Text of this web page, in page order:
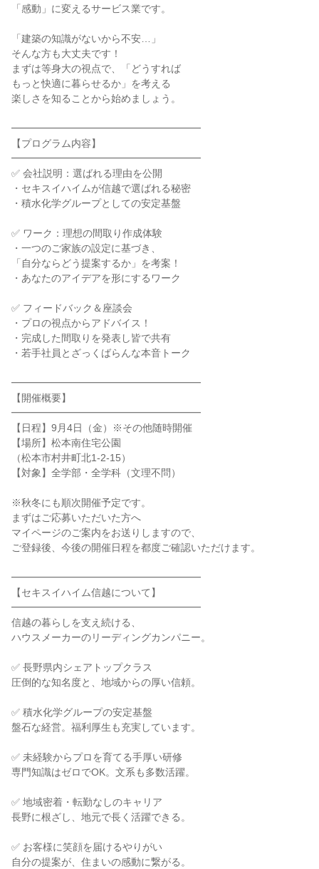
「感動」に変えるサービス業です。
「建築の知識がないから不安…」
そんな方も大丈夫です！
まずは等身大の視点で、「どうすれば
もっと快適に暮らせるか」を考える
楽しさを知ることから始めましょう。
━━━━━━━━━━━━━━━━━━━
【プログラム内容】
━━━━━━━━━━━━━━━━━━━
✅ 会社説明：選ばれる理由を公開
・セキスイハイムが信越で選ばれる秘密
・積水化学グループとしての安定基盤
✅ ワーク：理想の間取り作成体験
・一つのご家族の設定に基づき、
「自分ならどう提案するか」を考案！
・あなたのアイデアを形にするワーク
✅ フィードバック＆座談会
・プロの視点からアドバイス！
・完成した間取りを発表し皆で共有
・若手社員とざっくばらんな本音トーク
━━━━━━━━━━━━━━━━━━━
【開催概要】
━━━━━━━━━━━━━━━━━━━
【日程】9月4日（金）※その他随時開催
【場所】松本南住宅公園
（松本市村井町北1-2-15）
【対象】全学部・全学科（文理不問）
※秋冬にも順次開催予定です。
まずはご応募いただいた方へ
マイページのご案内をお送りしますので、
ご登録後、今後の開催日程を都度ご確認いただけます。
━━━━━━━━━━━━━━━━━━━
【セキスイハイム信越について】
━━━━━━━━━━━━━━━━━━━
信越の暮らしを支え続ける、
ハウスメーカーのリーディングカンパニー。
✅ 長野県内シェアトップクラス
圧倒的な知名度と、地域からの厚い信頼。
✅ 積水化学グループの安定基盤
盤石な経営。福利厚生も充実しています。
✅ 未経験からプロを育てる手厚い研修
専門知識はゼロでOK。文系も多数活躍。
✅ 地域密着・転勤なしのキャリア
長野に根ざし、地元で長く活躍できる。
✅ お客様に笑顔を届けるやりがい
自分の提案が、住まいの感動に繋がる。